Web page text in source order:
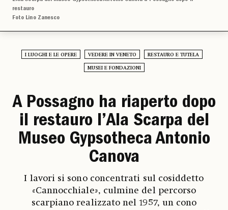
restauro
Foto Lino Zanesco
I LUOGHI E LE OPERE VEDERE IN VENETO RESTAURO E TUTELA
MUSEI E FONDAZIONI
A Possagno ha riaperto dopo
il restauro l’Ala Scarpa del
Museo Gypsotheca Antonio
Canova
I lavori si sono concentrati sul cosiddetto
«Cannocchiale», culmine del percorso
scarpiano realizzato nel 1957, un cono